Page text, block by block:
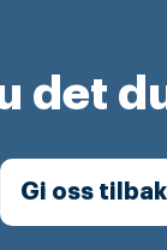
det
Gi oss